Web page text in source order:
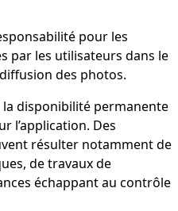
pour les
par les utilisateurs dans le
des photos.
disponibilité permanente
l’application. Des
résulter notamment de
de travaux de
échappant au contrôle